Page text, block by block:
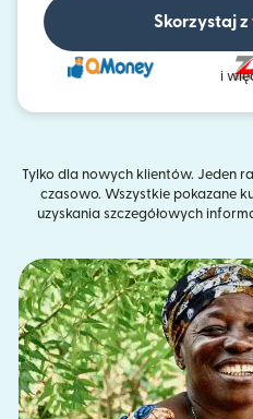
Skorzystaj
i
Tylko dla nowych klientów. Jeden
czasowo. Wszystkie pokazane
uzyskania szczegółowych